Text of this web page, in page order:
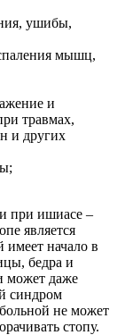
ушибы,
мышц,
и
травмах,
и других
при ишиасе –
является
начало в
бедра и
может даже
синдром
не может
стопу.